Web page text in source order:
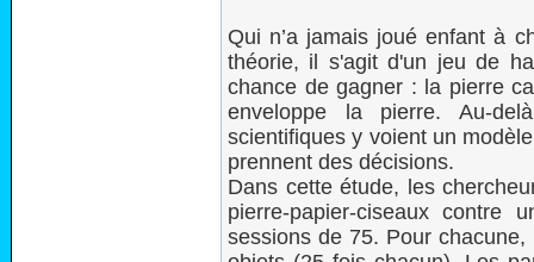
Qui n’a jamais joué enfant à
théorie, il s'agit d'un jeu de
chance de gagner : la pierre
enveloppe la pierre. Au-
scientifiques y voient un
prennent des décisions.
Dans cette étude, les
pierre-papier-ciseaux contre
sessions de 75. Pour